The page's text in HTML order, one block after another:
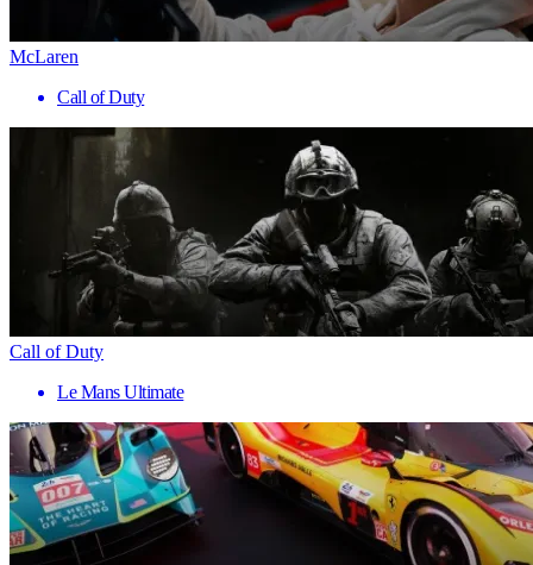
McLaren
Call of Duty
Call of Duty
Le Mans Ultimate